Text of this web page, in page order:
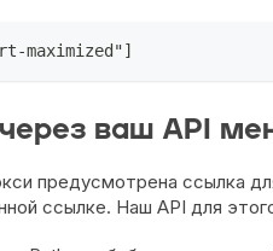
ваш API
предусмотрена ссылка
ссылке. Наш API для